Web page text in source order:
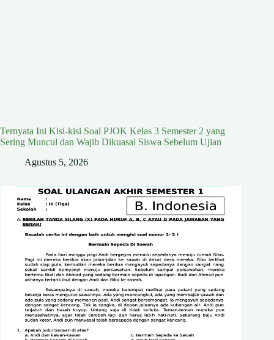
Ternyata Ini Kisi-kisi Soal PJOK Kelas 3 Semester 2 yang
Sering Muncul dan Wajib Dikuasai Siswa Sebelum Ujian
Agustus 5, 2026